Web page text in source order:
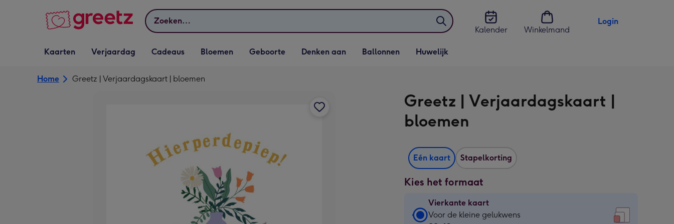
Zoeken
Kalender
Winkelmand
Login
Vervolgkeuzelijst
Kaarten openen
Kaarten
Vervolgkeuzelijst
Verjaardag openen
Verjaardag
Vervolgkeuzelijst
Cadeaus openen
Cadeaus
Vervolgkeuzelijst
Bloemen openen
Bloemen
Vervolgkeuzelijst
Geboorte openen
Geboorte
Vervolgkeuzelijst
Denken aan openen
Denken aan
Vervolgkeuzelijst
Ballonnen openen
Ballonnen
Vervolgkeuzelijst
Huwelijk openen
Huwelijk
Home Greetz | Verjaardagskaart | bloemen
Greetz | Verjaardagskaart |
bloemen
Eén kaart Stapelkorting
Kies het formaat
Vierkante kaart
Vierkante
Voor de kleine gelukwens